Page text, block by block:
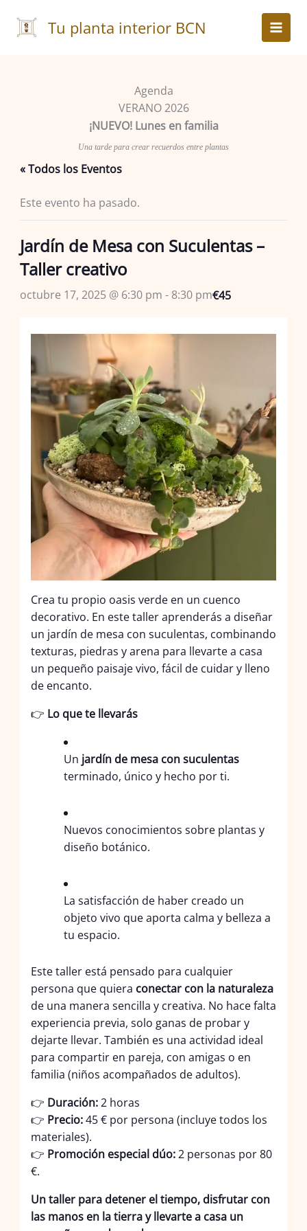
contenido
Tu planta interior BCN
Agenda
VERANO 2026
¡NUEVO! Lunes en familia
Una tarde para crear recuerdos entre plantas
« Todos los Eventos
Este evento ha pasado.
Jardín de Mesa con Suculentas –
Taller creativo
octubre 17, 2025 @ 6:30 pm - 8:30 pm€45
Crea tu propio oasis verde en un cuenco
decorativo. En este taller aprenderás a diseñar
un jardín de mesa con suculentas, combinando
texturas, piedras y arena para llevarte a casa
un pequeño paisaje vivo, fácil de cuidar y lleno
de encanto.
👉 Lo que te llevarás
Un jardín de mesa con suculentas
terminado, único y hecho por ti.
Nuevos conocimientos sobre plantas y
diseño botánico.
La satisfacción de haber creado un
objeto vivo que aporta calma y belleza a
tu espacio.
Este taller está pensado para cualquier
persona que quiera conectar con la naturaleza
de una manera sencilla y creativa. No hace falta
experiencia previa, solo ganas de probar y
dejarte llevar. También es una actividad ideal
para compartir en pareja, con amigas o en
familia (niños acompañados de adultos).
👉 Duración:2 horas
👉 Precio:45 € por persona (incluye todos los
materiales).
👉 Promoción especial dúo:2 personas por 80
€.
Un taller para detener el tiempo, disfrutar con
las manos en la tierra y llevarte a casa un